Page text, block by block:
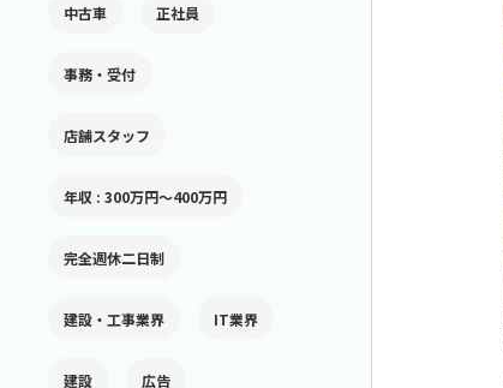
中古車 正社員
事務・受付
店舗スタッフ
年収 : 300万円〜400万円
完全週休二日制
建設・工事業界 IT業界
建設 広告